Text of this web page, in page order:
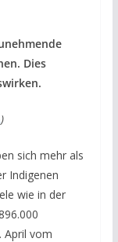
Dies
)
sich mehr als
Indigenen
wie in der
April vom